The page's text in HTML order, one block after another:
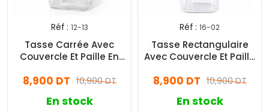
Réf : 12-13
Tasse Carrée Avec
Couvercle Et Paille En
10,900 DT
8,900 DT
En stock
Réf : 16-02
Tasse Rectangulaire
Avec Couvercle Et Paille
10,900 DT
8,900 DT
En stock